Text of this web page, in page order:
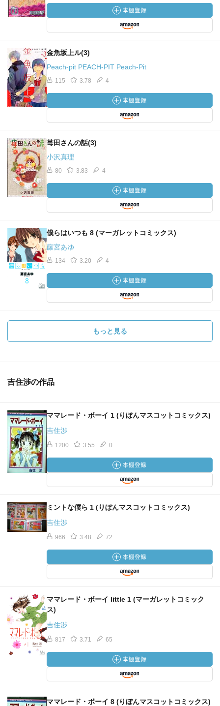
金魚坂上ル(3)
Peach-pit PEACH-PIT Peach-Pit
115 3.78 4
苺田さんの話(3)
小沢真理
80 3.83 4
僕らはいつも 8 (マーガレットコミックス)
藤宮あゆ
134 3.20 4
もっと見る
吉住渉の作品
ママレード・ボーイ 1 (りぼんマスコットコミックス)
吉住渉
1200 3.55 0
ミントな僕ら 1 (りぼんマスコットコミックス)
吉住渉
966 3.48 72
ママレード・ボーイ little 1 (マーガレットコミック
ス)
吉住渉
817 3.71 65
ママレード・ボーイ 8 (りぼんマスコットコミックス)